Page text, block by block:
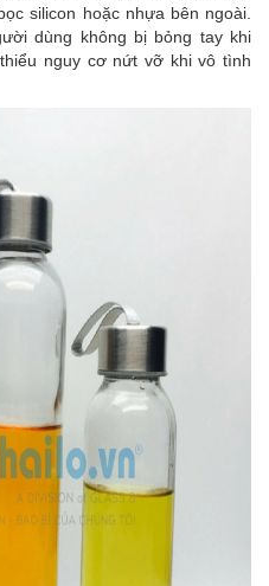
silicon hoặc nhựa bên ngoài.
dùng không bị bỏng tay khi
nguy cơ nứt vỡ khi vô tình